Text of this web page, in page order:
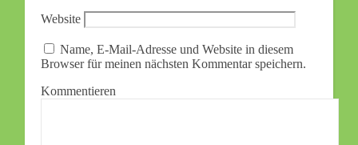
Website
Name, E-Mail-Adresse und Website in diesem
Browser für meinen nächsten Kommentar speichern.
Kommentieren